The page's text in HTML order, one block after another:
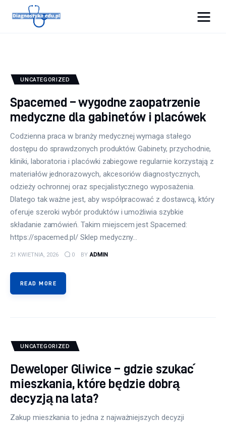
Diagnostyka.edu.pl
Sport
Zdrowie
UNCATEGORIZED
Spacemed – wygodne zaopatrzenie
medyczne dla gabinetów i placówek
Codzienna praca w branży medycznej wymaga stałego
dostępu do sprawdzonych produktów. Gabinety, przychodnie,
kliniki, laboratoria i placówki zabiegowe regularnie korzystają z
materiałów jednorazowych, akcesoriów diagnostycznych,
odzieży ochronnej oraz specjalistycznego wyposażenia.
Dlatego tak ważne jest, aby współpracować z dostawcą, który
oferuje szeroki wybór produktów i umożliwia szybkie
składanie zamówień. Takim miejscem jest Spacemed:
https://spacemed.pl/ Sklep medyczny…
21 KWIETNIA, 2026 0 BY ADMIN
READ MORE
UNCATEGORIZED
Deweloper Gliwice – gdzie szukać
mieszkania, które będzie dobrą
decyzją na lata?
Zakup mieszkania to jedna z najważniejszych decyzji